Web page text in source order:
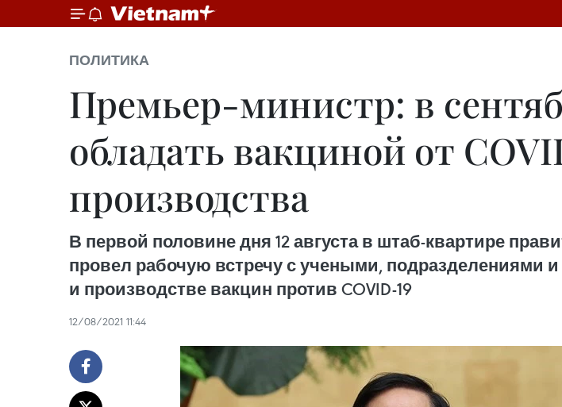
ПОЛИТИКА
Премьер-министр: в
обладать вакциной от
производства
В первой половине дня 12 августа в штаб-квартире
провел рабочую встречу с учеными,
и производстве вакцин против COVID-19
12/08/2021 11:44